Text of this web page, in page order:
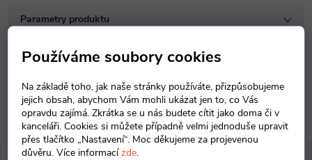
Používáme soubory cookies
Na základě toho, jak naše stránky používáte, přizpůsobujeme
jejich obsah, abychom Vám mohli ukázat jen to, co Vás
opravdu zajímá. Zkrátka se u nás budete cítit jako doma či v
kanceláři. Cookies si můžete případně velmi jednoduše upravit
přes tlačítko „Nastavení“. Moc děkujeme za projevenou
důvěru. Více informacízde.
Parametry produktu
Diskuse